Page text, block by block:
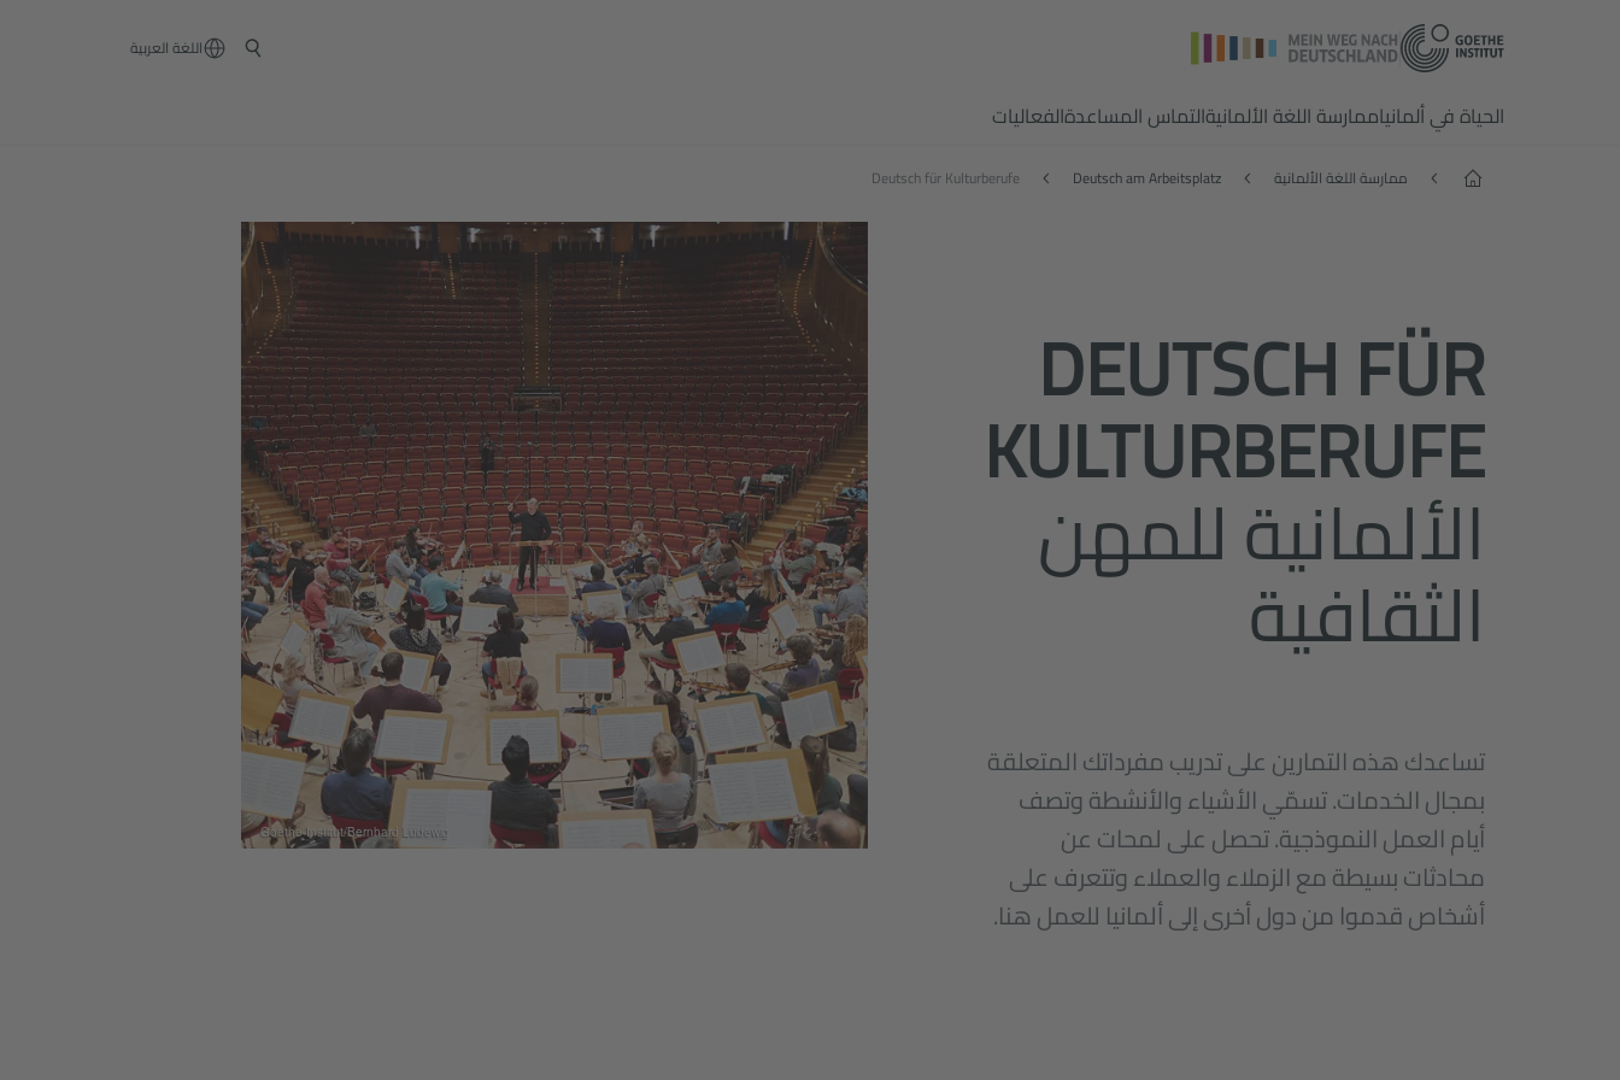
‏اللغة العربية
الحياة في ألمانياممارسة اللغة الألمانيةالتماس المساعدةالفعاليات
الصفحة الرئيسيةممارسة اللغة الألمانية Deutsch am Arbeitsplatz
Deutsch für Kulturberufe
DEUTSCH FÜR
KULTURBERUFE
الألمانية للمهن
الثقافية
Goethe-Institut/Bernhard Ludewig
تساعدك هذه التمارين على تدريب مفرداتك المتعلقة
بمجال الخدمات. تسمّي الأشياء والأنشطة وتصف
أيام العمل النموذجية. تحصل على لمحات عن
محادثات بسيطة مع الزملاء والعملاء وتتعرف على
أشخاص قدموا من دول أخرى إلى ألمانيا للعمل هنا.